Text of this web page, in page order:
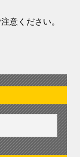
意ください。